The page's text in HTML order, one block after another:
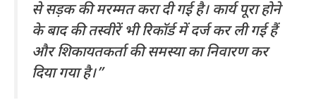
से सड़क की मरम्मत करा दी गई है। कार्य पूरा होने
के बाद की तस्वीरें भी रिकॉर्ड में दर्ज कर ली गई हैं
और शिकायतकर्ता की समस्या का निवारण कर
दिया गया है।”